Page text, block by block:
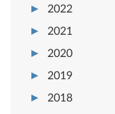
2022
2021
2020
2019
2018